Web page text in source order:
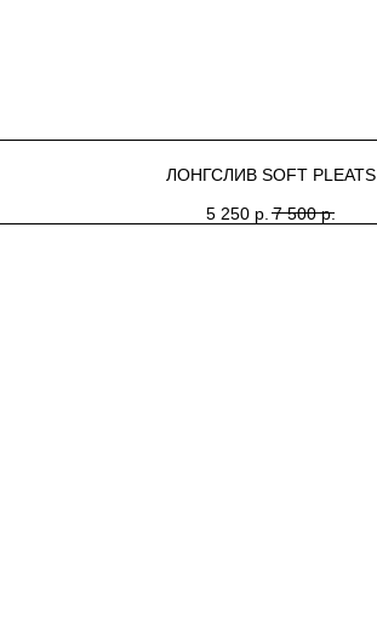
ЛОНГСЛИВ SOFT PLEATS
5 250 р. 7 500 р.